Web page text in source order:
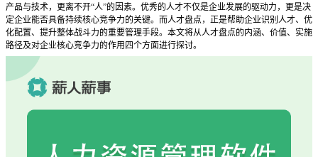
产品与技术，更离不开“人”的因素。优秀的人才不仅是企业发展的驱动力，更是决
定企业能否具备持续核心竞争力的关键。而人才盘点，正是帮助企业识别人才、优
化配置、提升整体战斗力的重要管理手段。本文将从人才盘点的内涵、价值、实施
路径及对企业核心竞争力的作用四个方面进行探讨。